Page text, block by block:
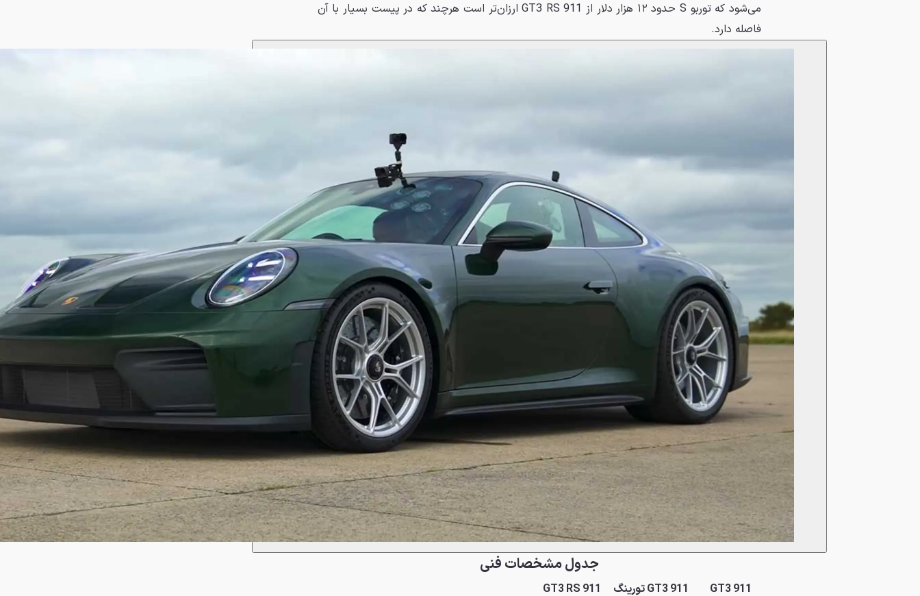
می‌شود که توربو S حدود ۱۲ هزار دلار از 911 GT3 RS ارزان‌تر است هرچند که در پیست بسیار با آن
فاصله دارد.
جدول مشخصات فنی
911 GT3 911 GT3 تورینگ 911 GT3 RS